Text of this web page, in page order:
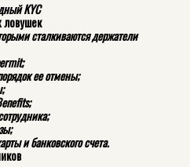
KYC
ловушек
сталкиваются держатели
ее отмены;
и банковского счета.